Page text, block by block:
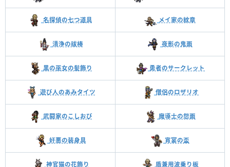
名探偵の七つ道具 メイ家の紋章
清浄の祓棒 夜影の鬼面
黒の巫女の髪飾り 勇者のサークレット
遊び人のあみタイツ 僧侶のロザリオ
武闘家のこしおび 魔導士の怨面
奸悪の装身具 宵宴の盃
神官猫の花飾り 盾兼用波乗り板